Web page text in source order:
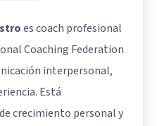
es coach profesional
Coaching Federation
interpersonal,
Está
crecimiento personal y